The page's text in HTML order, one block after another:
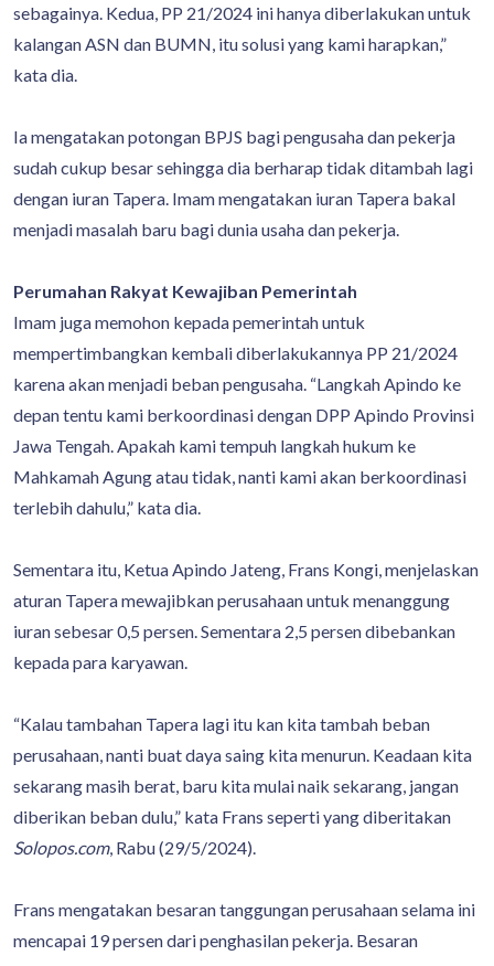
sebagainya. Kedua, PP 21/2024 ini hanya diberlakukan untuk
kalangan ASN dan BUMN, itu solusi yang kami harapkan,”
kata dia.
Ia mengatakan potongan BPJS bagi pengusaha dan pekerja
sudah cukup besar sehingga dia berharap tidak ditambah lagi
dengan iuran Tapera. Imam mengatakan iuran Tapera bakal
menjadi masalah baru bagi dunia usaha dan pekerja.
Perumahan Rakyat Kewajiban Pemerintah
Imam juga memohon kepada pemerintah untuk
mempertimbangkan kembali diberlakukannya PP 21/2024
karena akan menjadi beban pengusaha. “Langkah Apindo ke
depan tentu kami berkoordinasi dengan DPP Apindo Provinsi
Jawa Tengah. Apakah kami tempuh langkah hukum ke
Mahkamah Agung atau tidak, nanti kami akan berkoordinasi
terlebih dahulu,” kata dia.
Sementara itu, Ketua Apindo Jateng, Frans Kongi, menjelaskan
aturan Tapera mewajibkan perusahaan untuk menanggung
iuran sebesar 0,5 persen. Sementara 2,5 persen dibebankan
kepada para karyawan.
“Kalau tambahan Tapera lagi itu kan kita tambah beban
perusahaan, nanti buat daya saing kita menurun. Keadaan kita
sekarang masih berat, baru kita mulai naik sekarang, jangan
diberikan beban dulu,” kata Frans seperti yang diberitakan
Solopos.com, Rabu (29/5/2024).
Frans mengatakan besaran tanggungan perusahaan selama ini
mencapai 19 persen dari penghasilan pekerja. Besaran